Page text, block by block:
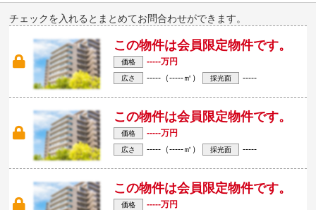
チェックを入れるとまとめてお問合わせができます。
この物件は会員限定物件です。
価格 -----万円
広さ -----（-----㎡） 採光面 -----
この物件は会員限定物件です。
価格 -----万円
広さ -----（-----㎡） 採光面 -----
この物件は会員限定物件です。
価格 -----万円